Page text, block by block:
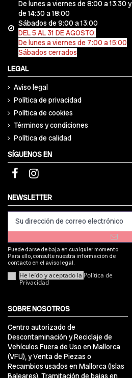
De lunes a viernes de 8:00 a 13:30 y
de 14:30 a 18:00
Sábados de 9:00 a 13:00
DEL 5 AL 31 DE AGOSTO:
De lunes a viernes de 7:00 a 15:00
Sábados cerrados
LEGAL
Aviso legal
Política de privacidad
Política de cookies
Términos y condiciones
Política de calidad
SÍGUENOS EN
NEWSLETTER
Puede darse de baja en cualquier momento.
Para ello, consulte nuestra información de
contacto en el aviso legal.
He leído y aceptado la Política de
Privacidad
SOBRE NOSOTROS
Centro autorizado de
Descontaminación y Reciclaje de
Vehículos Fuera de Uso en Mallorca
(VFU), y Venta de Piezas o
Recambios usados en Mallorca (Islas
Baleares). Tramitación de bajas en